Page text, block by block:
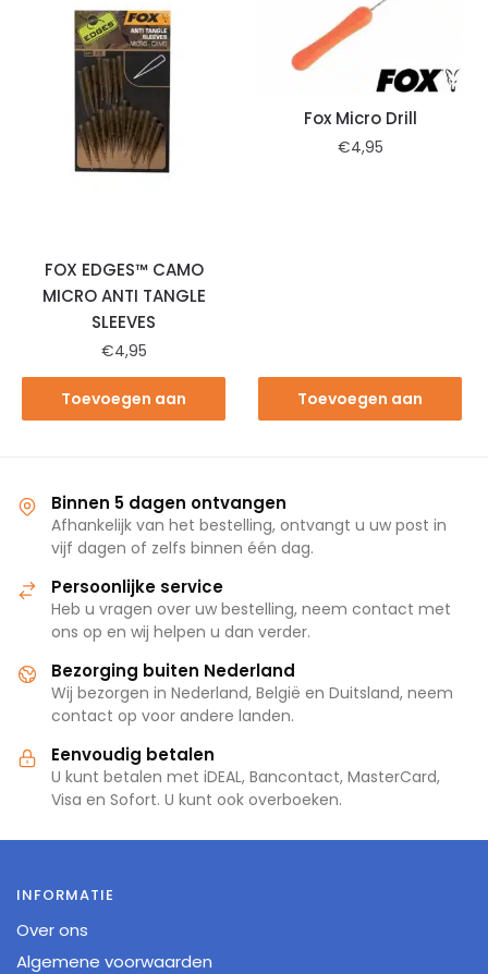
FOX EDGES™ CAMO
MICRO ANTI TANGLE
SLEEVES
€4,95
Toevoegen aan
Fox Micro Drill
€4,95
Toevoegen aan
Binnen 5 dagen ontvangen
Afhankelijk van het bestelling, ontvangt u uw post in
vijf dagen of zelfs binnen één dag.
Persoonlijke service
Heb u vragen over uw bestelling, neem contact met
ons op en wij helpen u dan verder.
Bezorging buiten Nederland
Wij bezorgen in Nederland, België en Duitsland, neem
contact op voor andere landen.
Eenvoudig betalen
U kunt betalen met iDEAL, Bancontact, MasterCard,
Visa en Sofort. U kunt ook overboeken.
INFORMATIE
Over ons
Algemene voorwaarden